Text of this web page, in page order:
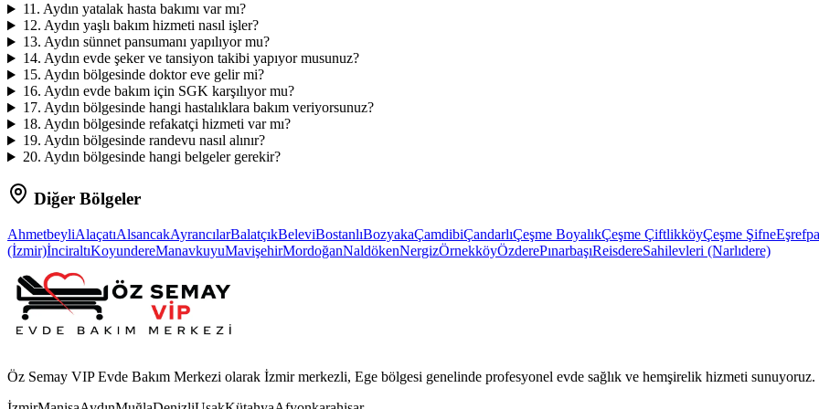
11 . Aydın yatalak hasta bakımı var mı?
12. Aydın yaşlı bakım hizmeti nasıl işler?
13. Aydın sünnet pansumanı yapılıyor mu?
14. Aydın evde şeker ve tansiyon takibi yapıyor musunuz?
15. Aydın bölgesinde doktor eve gelir mi?
16. Aydın evde bakım için SGK karşılıyor mu?
17. Aydın bölgesinde hangi hastalıklara bakım veriyorsunuz?
18. Aydın bölgesinde refakatçi hizmeti var mı?
19. Aydın bölgesinde randevu nasıl alınır?
20. Aydın bölgesinde hangi belgeler gerekir?
Diğer Bölgeler
AhmetbeyliAlaçatıAlsancakAyrancılarBalatçıkBeleviBostanlıBozyakaÇamdibiÇandarlıÇeşme BoyalıkÇeşme ÇiftlikköyÇeşme Şifne
(İzmir)İnciraltıKoyundereManavkuyuMavişehirMordoğanNaldökenNergizÖrnekköyÖzderePınarbaşıReisdereSahilevleri (Narlıdere)
Öz Semay VIP Evde Bakım Merkezi olarak İzmir merkezli, Ege bölgesi genelinde profesyonel evde sağlık ve hemşirelik hizmeti sunuyoruz.